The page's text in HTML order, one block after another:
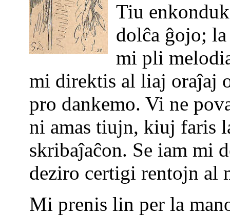
Tiu
dolĉa ĝojo;
mi pli
mi direktis al liaj oraĵaj
pro dankemo. Vi ne
ni amas tiujn, kiuj faris
skribaĵaĉon. Se iam mi
deziro certigi rentojn al
Mi prenis lin per la